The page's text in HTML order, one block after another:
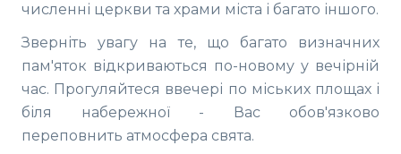
численні церкви та храми міста і багато іншого.
Зверніть увагу на те, що багато визначних
пам'яток відкриваються по-новому у вечірній
час. Прогуляйтеся ввечері по міських площах і
біля набережної - Вас обов'язково
переповнить атмосфера свята.